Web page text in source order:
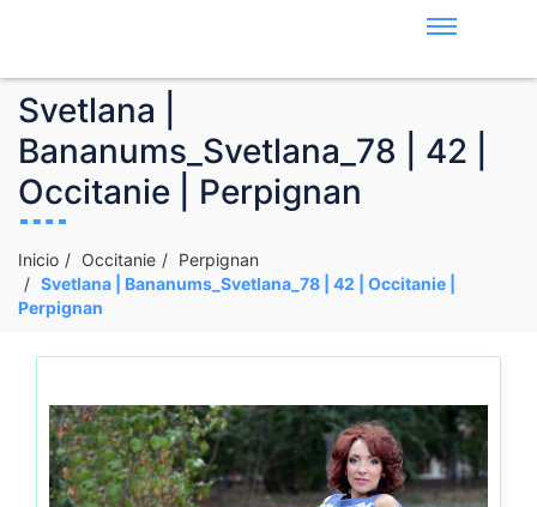
Svetlana |
Bananums_Svetlana_78 | 42 |
Occitanie | Perpignan
Inicio Occitanie
Perpignan
Svetlana | Bananums_Svetlana_78 | 42 | Occitanie |
Perpignan